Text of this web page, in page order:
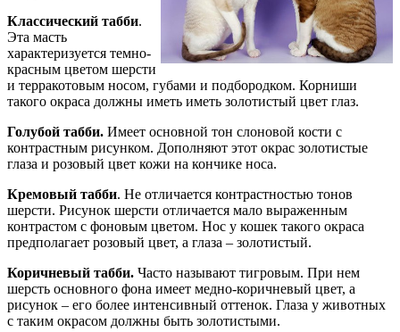
Классический табби.
Эта масть
характеризуется темно-
красным цветом шерсти
и терракотовым носом, губами и подбородком. Корниши
такого окраса должны иметь иметь золотистый цвет глаз.
Голубой табби. Имеет основной тон слоновой кости с
контрастным рисунком. Дополняют этот окрас золотистые
глаза и розовый цвет кожи на кончике носа.
Кремовый табби. Не отличается контрастностью тонов
шерсти. Рисунок шерсти отличается мало выраженным
контрастом с фоновым цветом. Нос у кошек такого окраса
предполагает розовый цвет, а глаза – золотистый.
Коричневый табби. Часто называют тигровым. При нем
шерсть основного фона имеет медно-коричневый цвет, а
рисунок – его более интенсивный оттенок. Глаза у животных
с таким окрасом должны быть золотистыми.